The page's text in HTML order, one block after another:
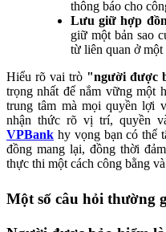
thông báo cho
Lưu giữ hợp
giữ một bản sao
từ liên quan ở một
Hiểu rõ vai trò "người được
trọng nhất để nắm vững một
trung tâm mà mọi quyền lợi
nhận thức rõ vị trí, quyền
VPBank hy vọng bạn có thể
đồng mang lại, đồng thời
thực thi một cách công bằng
Một số câu hỏi thường